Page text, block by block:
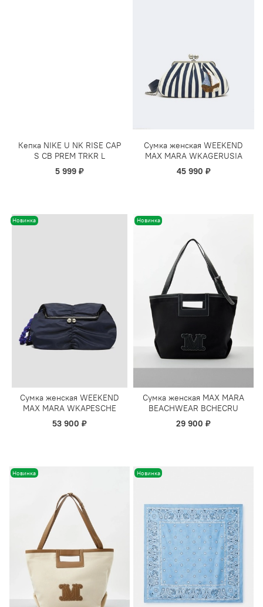
Кепка NIKE U NK RISE CAP
S CB PREM TRKR L
5 999 ₽
Сумка женская WEEKEND
MAX MARA WKAGERUSIA
45 990 ₽
Новинка
Сумка женская WEEKEND
MAX MARA WKAPESCHE
53 900 ₽
Новинка
Сумка женская MAX MARA
BEACHWEAR BCHECRU
29 900 ₽
Новинка Новинка